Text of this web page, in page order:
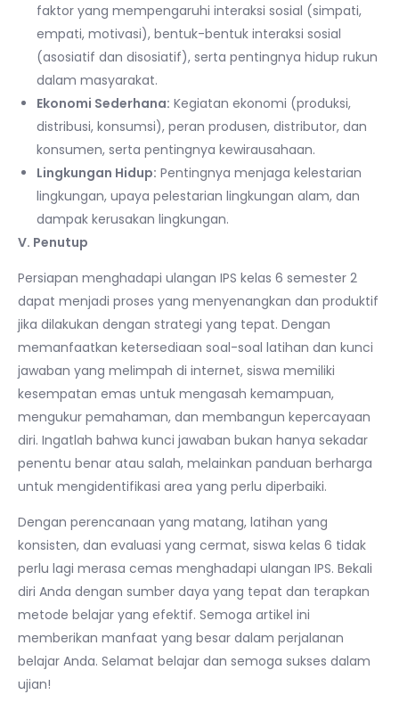
faktor yang mempengaruhi interaksi sosial (simpati,
empati, motivasi), bentuk-bentuk interaksi sosial
(asosiatif dan disosiatif), serta pentingnya hidup rukun
dalam masyarakat.
Ekonomi Sederhana: Kegiatan ekonomi (produksi,
distribusi, konsumsi), peran produsen, distributor, dan
konsumen, serta pentingnya kewirausahaan.
Lingkungan Hidup: Pentingnya menjaga kelestarian
lingkungan, upaya pelestarian lingkungan alam, dan
dampak kerusakan lingkungan.
V. Penutup
Persiapan menghadapi ulangan IPS kelas 6 semester 2
dapat menjadi proses yang menyenangkan dan produktif
jika dilakukan dengan strategi yang tepat. Dengan
memanfaatkan ketersediaan soal-soal latihan dan kunci
jawaban yang melimpah di internet, siswa memiliki
kesempatan emas untuk mengasah kemampuan,
mengukur pemahaman, dan membangun kepercayaan
diri. Ingatlah bahwa kunci jawaban bukan hanya sekadar
penentu benar atau salah, melainkan panduan berharga
untuk mengidentifikasi area yang perlu diperbaiki.
Dengan perencanaan yang matang, latihan yang
konsisten, dan evaluasi yang cermat, siswa kelas 6 tidak
perlu lagi merasa cemas menghadapi ulangan IPS. Bekali
diri Anda dengan sumber daya yang tepat dan terapkan
metode belajar yang efektif. Semoga artikel ini
memberikan manfaat yang besar dalam perjalanan
belajar Anda. Selamat belajar dan semoga sukses dalam
ujian!